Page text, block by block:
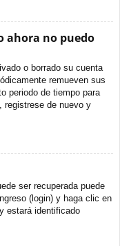
ahora no puedo
o borrado su cuenta
remueven sus
periodo de tiempo para
registrese de nuevo y
ser recuperada puede
(login) y haga clic en
estará identificado